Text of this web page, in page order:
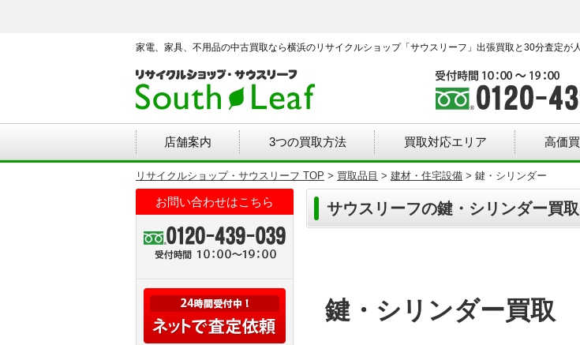
家電、家具、不用品の中古買取なら横浜のリサイクルショップ「サウスリーフ」出張買取と30分査定が
店舗案内 3つの買取方法 買取対応エリア 高価
リサイクルショップ・サウスリーフ TOP > 買取品目 > 建材・住宅設備 > 鍵・シリンダー
サウスリーフの鍵・シリンダー買取
鍵・シリンダー買取
お問い合わせはこちら